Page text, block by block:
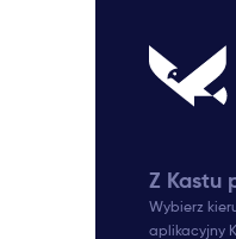
Z Kastu
Wybierz
aplikacyjny